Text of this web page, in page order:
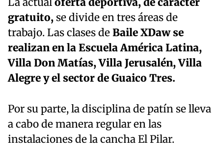
gratuito, se divide en tres áreas de
trabajo. Las clases deBaile XDaw se
realizan en la Escuela América Latina,
Villa Don Matías, Villa Jerusalén, Villa
Alegre y el sector de Guaico Tres.
Por su parte, la disciplina de patín se lleva
a cabo de manera regular en las
instalaciones de la cancha El Pilar.